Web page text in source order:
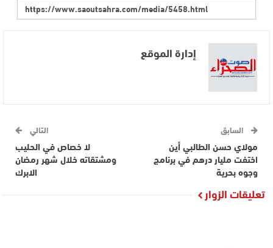
إدارة الموقع
السابق
مولاي حسن الطالبي أين
اختفت مليار درهم في برنامج
وجوه بحرية
التالي
لا خصاص في الحليب
ومشتقاته خلال شهر رمضان
الابرك
تعليقات الزوار